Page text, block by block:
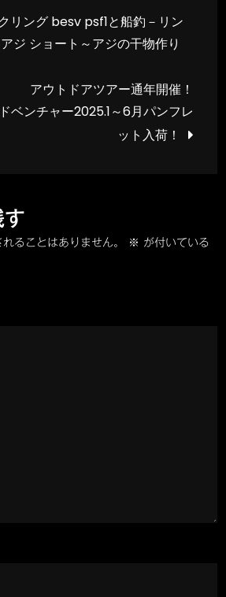
リング besv psf1と船釣－リン
ジ ショート～アジの干物作り
アウトドアツアー通年開催！
ベンチャー2025.1～6月パンフレ
ット入荷！
す
ることはありません。 ※ が付いている